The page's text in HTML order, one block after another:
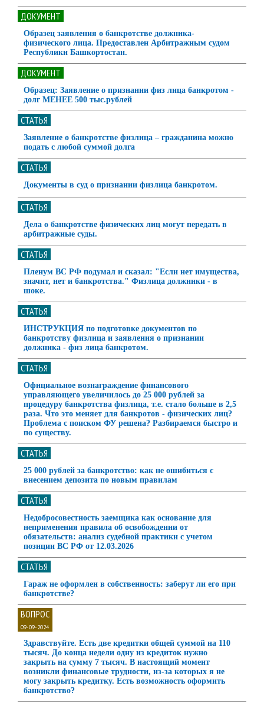
ДОКУМЕНТ
Образец заявления о банкротстве должника-
физического лица. Предоставлен Арбитражным судом
Республики Башкортостан.
ДОКУМЕНТ
Образец: Заявление о признании физ лица банкротом -
долг МЕНЕЕ 500 тыс.рублей
СТАТЬЯ
Заявление о банкротстве физлица – гражданина можно
подать с любой суммой долга
СТАТЬЯ
Документы в суд о признании физлица банкротом.
СТАТЬЯ
Дела о банкротстве физических лиц могут передать в
арбитражные суды.
СТАТЬЯ
Пленум ВС РФ подумал и сказал: "Если нет имущества,
значит, нет и банкротства." Физлица должники - в
шоке.
СТАТЬЯ
ИНСТРУКЦИЯ по подготовке документов по
банкротству физлица и заявления о признании
должника - физ лица банкротом.
СТАТЬЯ
Официальное вознаграждение финансового
управляющего увеличилось до 25 000 рублей за
процедуру банкротства физлица, т.е. стало больше в 2,5
раза. Что это меняет для банкротов - физических лиц?
Проблема с поиском ФУ решена? Разбираемся быстро и
по существу.
СТАТЬЯ
25 000 рублей за банкротство: как не ошибиться с
внесением депозита по новым правилам
СТАТЬЯ
Недобросовестность заемщика как основание для
неприменения правила об освобождении от
обязательств: анализ судебной практики с учетом
позиции ВС РФ от 12.03.2026
СТАТЬЯ
Гараж не оформлен в собственность: заберут ли его при
банкротстве?
ВОПРОС
09-09-2024
Здравствуйте. Есть две кредитки общей суммой на 110
тысяч. До конца недели одну из кредиток нужно
закрыть на сумму 7 тысяч. В настоящий момент
возникли финансовые трудности, из-за которых я не
могу закрыть кредитку. Есть возможность оформить
банкротство?